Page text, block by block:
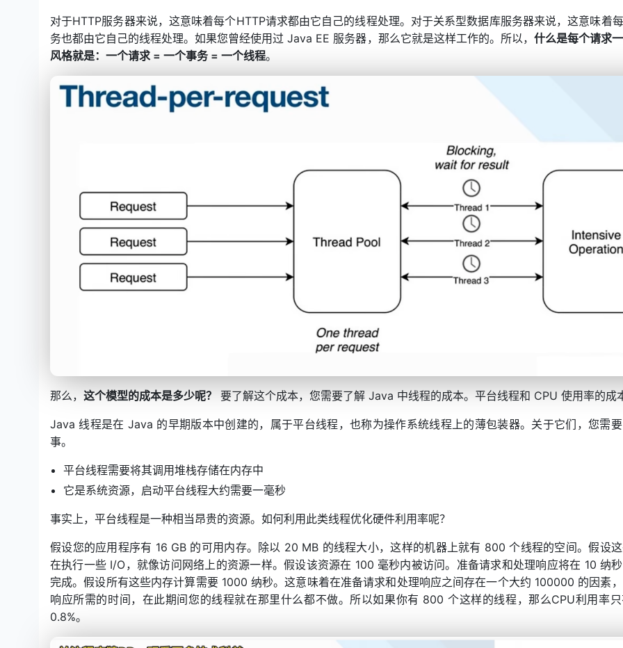
对于HTTP服务器来说，这意味着每个HTTP请求都由它自己的线程处理。对于关系型数据库服务器来说，这意味着
务也都由它自己的线程处理。如果您曾经使用过 Java EE 服务器，那么它就是这样工作的。所以， 什么是每个请求
风格就是：一个请求 = 一个事务 = 一个线程。
那么， 这个模型的成本是多少呢？ 要了解这个成本，您需要了解 Java 中线程的成本。平台线程和 CPU 使用率的成
Java 线程是在 Java 的早期版本中创建的，属于平台线程，也称为操作系统线程上的薄包装器。关于它们，您需
事。
平台线程需要将其调用堆栈存储在内存中
它是系统资源，启动平台线程大约需要一毫秒
事实上，平台线程是一种相当昂贵的资源。如何利用此类线程优化硬件利用率呢？
假设您的应用程序有 16 GB 的可用内存。除以 20 MB 的线程大小，这样的机器上就有 800 个线程的空间。假设
在执行一些 I/O，就像访问网络上的资源一样。假设该资源在 100 毫秒内被访问。准备请求和处理响应将在 10 纳
完成。假设所有这些内存计算需要 1000 纳秒。这意味着在准备请求和处理响应之间存在一个大约 100000 的因素
响应所需的时间，在此期间您的线程就在那里什么都不做。所以如果你有 800 个这样的线程，那么CPU利用率
0.8%。